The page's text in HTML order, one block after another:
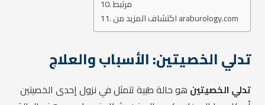
مرتبط
اكتشاف المزيد من araburology.com
تدلي الخصيتين: الأسباب والعلاج
تدلي الخصيتين هو حالة طبية تتمثل في نزول إحدى الخصيتين